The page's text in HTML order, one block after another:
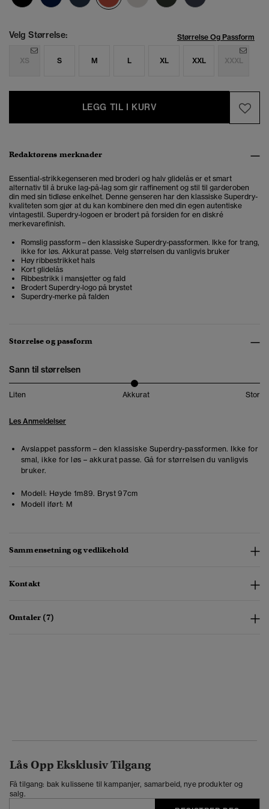
Velg Størrelse: Størrelse Og Passform
XS S M L XL XXL XXXL
LEGG TIL I KURV
Redaktørens merknader
Essential-strikkegenseren med broderi og halv glidelås er et smart
alternativ til å bruke lag-på-lag som gir raffinement og stil til garderoben
din med sin tidløse enkelhet. Denne genseren har den klassiske Superdry-
kvaliteten som gjør at du kan kombinere den med din egen autentiske
vintagestil. Superdry-logoen er brodert på forsiden for en diskré
merkevarefinish.
Romslig passform – den klassiske Superdry-passformen. Ikke for trang,
ikke for løs. Akkurat passe. Velg størrelsen du vanligvis bruker
Høy ribbestrikket hals
Kort glidelås
Ribbestrikk i mansjetter og fald
Brodert Superdry-logo på brystet
Superdry-merke på falden
Størrelse og passform
Sann til størrelsen
Liten Akkurat Stor
Les Anmeldelser
Avslappet passform – den klassiske Superdry-passformen. Ikke for
smal, ikke for løs – akkurat passe. Gå for størrelsen du vanligvis
bruker.
Modell: Høyde 1m89. Bryst 97cm
Modell iført: M
Sammensetning og vedlikehold
Kontakt
Omtaler (7)
Lås Opp Eksklusiv Tilgang
Få tilgang: bak kulissene til kampanjer, samarbeid, nye produkter og
salg.